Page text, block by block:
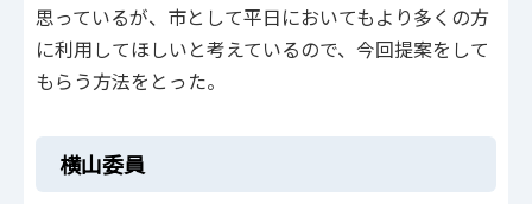
思っているが、市として平日においてもより多くの方
に利用してほしいと考えているので、今回提案をして
もらう方法をとった。
横山委員